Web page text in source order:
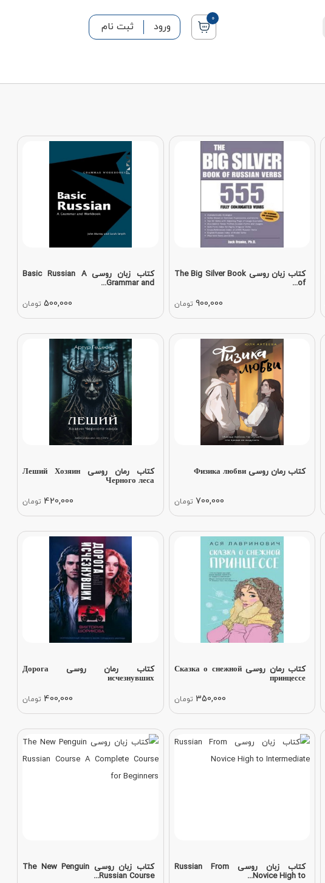
0
ورود ثبت نام
کتاب زبان روسی The Big Silver Book
of...
900,000 تومان
کتاب زبان روسی Basic Russian A
Grammar and...
500,000 تومان
کتاب رمان روسی Физика любви
700,000 تومان
کتاب رمان روسی Леший Хозяин
Черного леса
420,000 تومان
کتاب رمان روسی Сказка о снежной
принцессе
350,000 تومان
کتاب رمان روسی Дорога
исчезнувших
400,000 تومان
کتاب زبان روسی Russian From
Novice High to...
کتاب زبان روسی The New Penguin
Russian Course...